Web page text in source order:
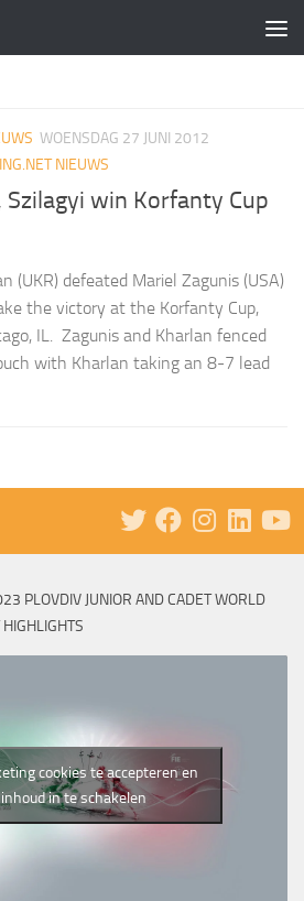
WOENSDAG 27 JUNI 2012
NIEUWS
Szilagyi win Korfanty Cup
(UKR) defeated Mariel Zagunis (USA)
the victory at the Korfanty Cup,
IL. Zagunis and Kharlan fenced
with Kharlan taking an 8-7 lead
PLOVDIV JUNIOR AND CADET WORLD
cookies te accepteren en
in te schakelen